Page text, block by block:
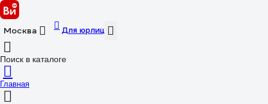
Москва Для юрлиц
Поиск в каталоге
Главная